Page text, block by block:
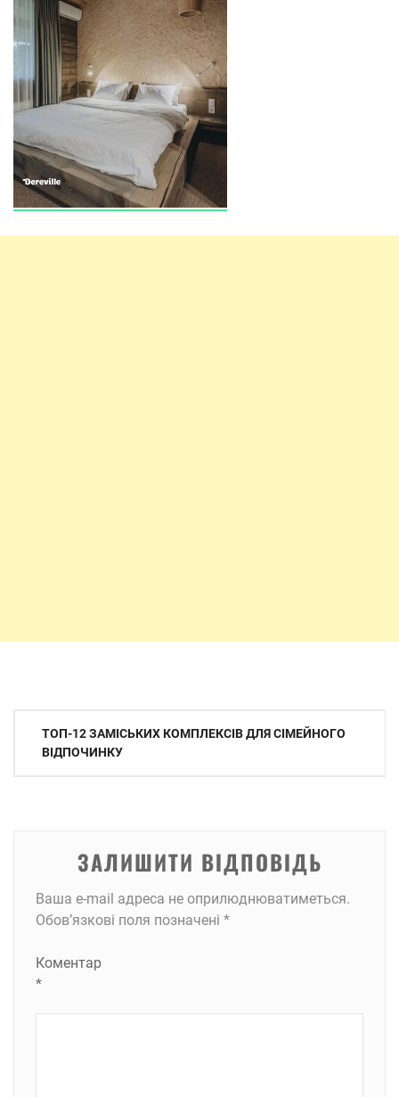
Навігація
записів
ТОП-12 ЗАМІСЬКИХ КОМПЛЕКСІВ ДЛЯ СІМЕЙНОГО
ВІДПОЧИНКУ
ЗАЛИШИТИ ВІДПОВІДЬ
Ваша e-mail адреса не оприлюднюватиметься.
Обов’язкові поля позначені *
Коментар
*